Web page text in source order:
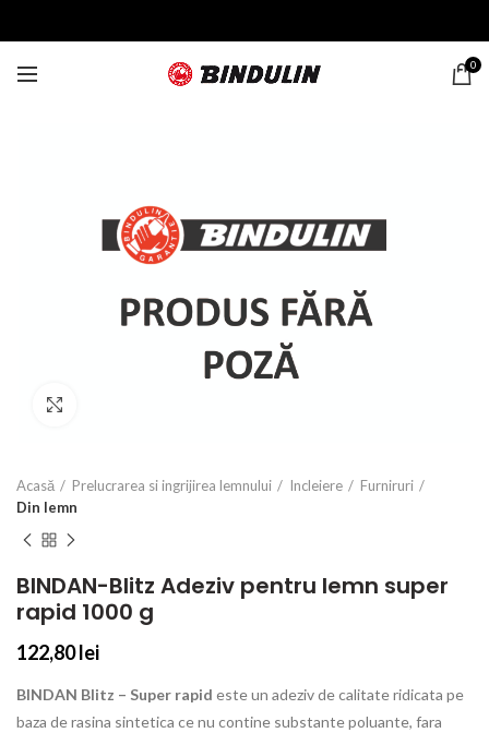
0
Acasă Prelucrarea si ingrijirea lemnului Incleiere
Furniruri
Din lemn
BINDAN-Blitz Adeziv pentru lemn super
rapid 1000 g
122,80lei
BINDAN Blitz – Super rapid este un adeziv de calitate ridicata pe
baza de rasina sintetica ce nu contine substante poluante, fara